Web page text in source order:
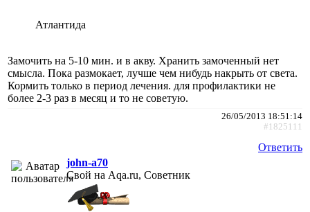
Атлантида
Замочить на 5-10 мин. и в акву. Хранить замоченный нет
смысла. Пока размокает, лучше чем нибудь накрыть от света.
Кормить только в период лечения. для профилактики не
более 2-3 раз в месяц и то не советую.
26/05/2013 18:51:14
#1825111
Ответить
john-a70
Свой на Aqa.ru, Советник